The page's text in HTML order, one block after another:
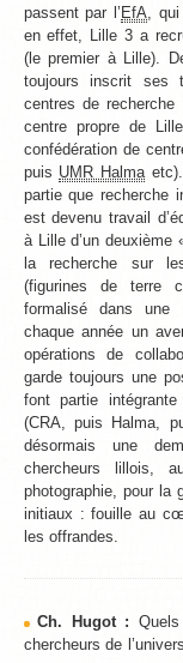
passent par l’EfA ,
en effet, Lille 3 a
(le premier à Lille).
toujours inscrit ses
centres de
centre propre de
confédération de
puis UMR Halma
partie que recherche
est devenu travail
à Lille d’un deuxième
la recherche sur
(figurines de terre
formalisé dans une
chaque année un
opérations de
garde toujours une
font partie
(CRA, puis Halma,
désormais une
chercheurs lillois,
photographie, pour la
initiaux : fouille au
les offrandes.
Ch. Hugot :
chercheurs de